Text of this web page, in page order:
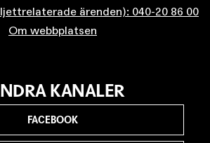
ärenden): 040-20 86 00
Om webbplatsen
KANALER
FACEBOOK